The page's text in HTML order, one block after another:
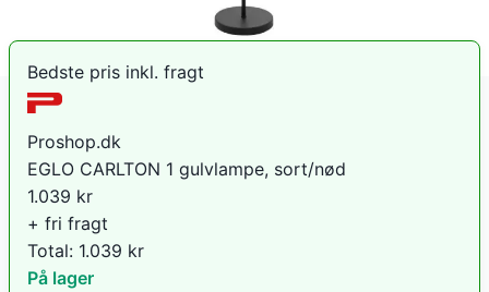
Bedste pris inkl. fragt
Proshop.dk
EGLO CARLTON 1 gulvlampe, sort/nød
1.039 kr
+ fri fragt
Total: 1.039 kr
På lager